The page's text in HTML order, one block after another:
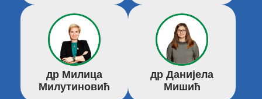
др Милица
Милутиновић
др Данијела
Мишић